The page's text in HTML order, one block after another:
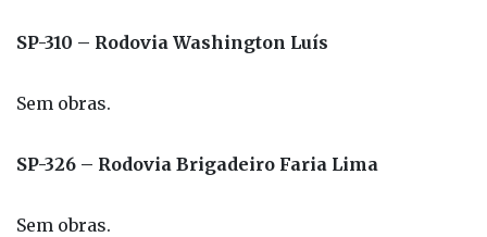
SP-310 – Rodovia Washington Luís
Sem obras.
SP-326 – Rodovia Brigadeiro Faria Lima
Sem obras.